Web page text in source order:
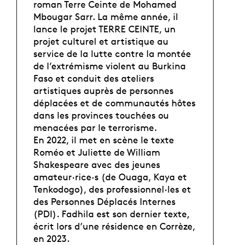
roman Terre Ceinte de Mohamed
Mbougar Sarr. La même année, il
lance le projet TERRE CEINTE, un
projet culturel et artistique au
service de la lutte contre la montée
de l’extrémisme violent au Burkina
Faso et conduit des ateliers
artistiques auprès de personnes
déplacées et de communautés hôtes
dans les provinces touchées ou
menacées par le terrorisme.
En 2022, il met en scène le texte
Roméo et Juliette de William
Shakespeare avec des jeunes
amateur·rice·s (de Ouaga, Kaya et
Tenkodogo), des professionnel·les et
des Personnes Déplacés Internes
(PDI). Fadhila est son dernier texte,
écrit lors d’une résidence en Corrèze,
en 2023.